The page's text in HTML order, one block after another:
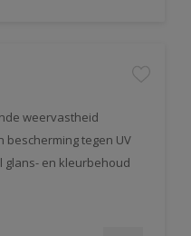
weervastheid
bescherming tegen UV
glans- en kleurbehoud